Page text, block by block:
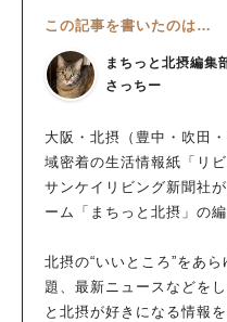
この記事を書いたのは…
まちっと北摂編集
さっちー
大阪・北摂（豊中・吹田
域密着の生活情報紙「リ
サンケイリビング新聞社
ーム「まちっと北摂」の
北摂の“いいところ”をあ
題、最新ニュースなどを
と北摂が好きになる情報